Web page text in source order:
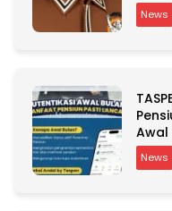
News
Awal
tetap
News